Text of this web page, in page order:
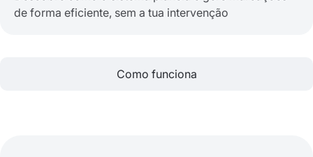
de forma eficiente, sem a tua intervenção
Como funciona